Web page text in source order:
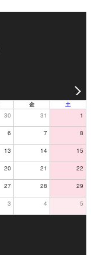
金 土
30 31 1
6 7 8
13 14 15
20 21 22
27 28 29
3 4 5